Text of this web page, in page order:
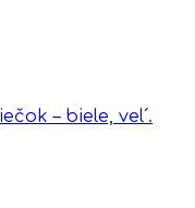
– biele, vel´.